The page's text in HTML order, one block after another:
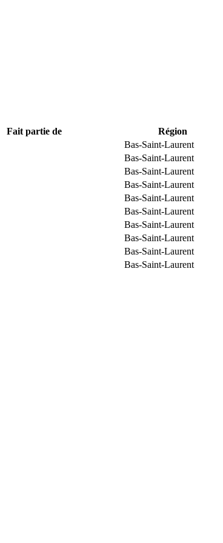
Fait partie de Région
Bas-Saint-Laurent
Bas-Saint-Laurent
Bas-Saint-Laurent
Bas-Saint-Laurent
Bas-Saint-Laurent
Bas-Saint-Laurent
Bas-Saint-Laurent
Bas-Saint-Laurent
Bas-Saint-Laurent
Bas-Saint-Laurent